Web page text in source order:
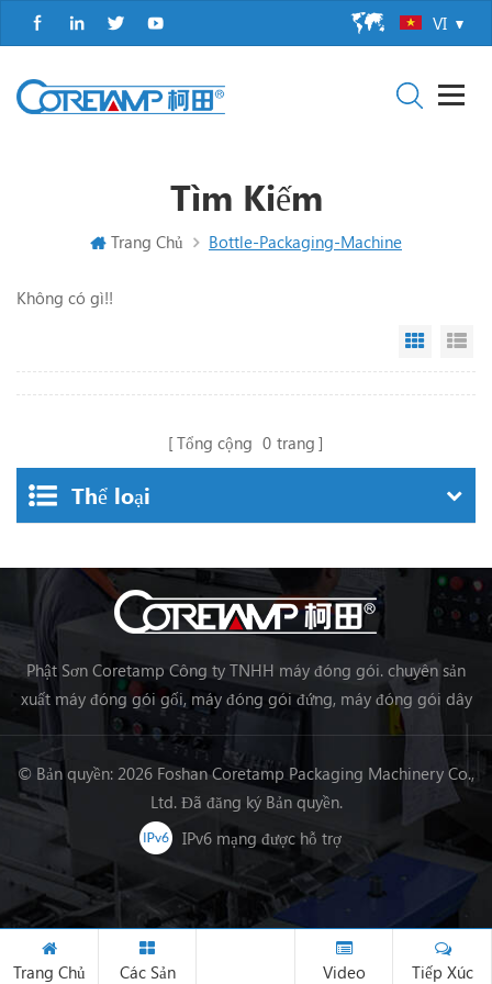
VI
Tìm Kiếm
Trang Chủ Bottle-Packaging-Machine
Không có gì!!
Grid
Tổng cộng 0 trang
Thể loại
Phật Sơn Coretamp Công ty TNHH máy đóng gói. chuyên sản
xuất máy đóng gói gối, máy đóng gói đứng, máy đóng gói dây
chuyền chế biến thực phẩm, máy đóng gói rau củ quả máy đóng
gói, v.v.
© Bản quyền: 2026 Foshan Coretamp Packaging Machinery Co.,
Ltd. Đã đăng ký Bản quyền.
IPv6 mạng được hỗ trợ
Trang Chủ Các Sản Video Tiếp Xúc